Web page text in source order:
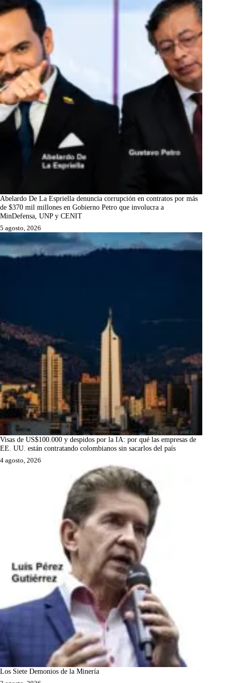
Abelardo De La Espriella denuncia corrupción en contratos por más
de $370 mil millones en Gobierno Petro que involucra a
MinDefensa, UNP y CENIT
5 agosto, 2026
Visas de US$100.000 y despidos por la IA: por qué las empresas de
EE. UU. están contratando colombianos sin sacarlos del país
4 agosto, 2026
Los Siete Demonios de la Minería